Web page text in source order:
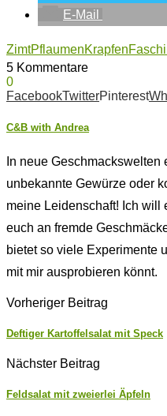
E-Mail
ZimtPflaumenKrapfen
5 Kommentare
0
FacebookTwitterPinterest
C&B with Andrea
In neue
unbekannte Gewürze oder
meine Leidenschaft! Ich will
euch an fremde
bietet so viele Experimente
mit mir ausprobieren könnt.
Vorheriger Beitrag
Deftiger Kartoffelsalat mit Speck
Nächster Beitrag
Feldsalat mit zweierlei Äpfeln